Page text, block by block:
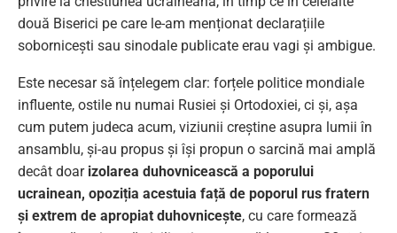
două Biserici pe care le-am menționat declarațiile
sobornicești sau sinodale publicate erau vagi și ambigue.
Este necesar să înțelegem clar: forțele politice mondiale
influente, ostile nu numai Rusiei și Ortodoxiei, ci și, așa
cum putem judeca acum, viziunii creștine asupra lumii în
ansamblu, și-au propus și își propun o sarcină mai amplă
decât doar izolarea duhovnicească a poporului
ucrainean, opoziția acestuia față de poporul rus fratern
și extrem de apropiat duhovnicește, cu care formează